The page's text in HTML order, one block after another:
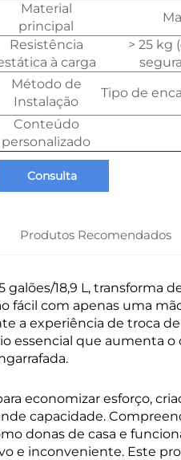
Material
principal
Resistência
à carga
> 25 kg
Método de
Instalação
Tipo de
Conteúdo
personalizado
Consulta
Produtos Recomendados
18,9 L, transforma
fácil com apenas uma
a experiência de troca de
essencial que aumenta
economizar esforço,
capacidade.
donas de casa e
e inconveniente. Este